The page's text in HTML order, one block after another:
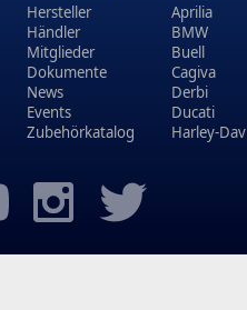
Hersteller
Händler
Mitglieder
Dokumente
News
Events
Zubehörkatalog
Aprilia
BMW
Buell
Cagiva
Derbi
Ducati
Harley-